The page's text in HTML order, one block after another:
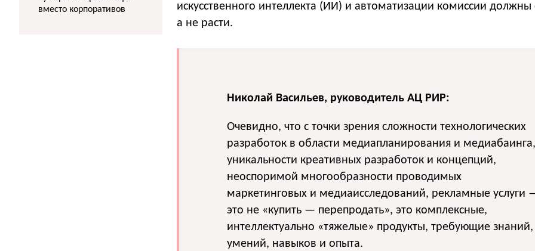
искусственного интеллекта (ИИ) и автоматизации комиссии должны
а не расти.
Николай Васильев, руководитель АЦ РИР:
Очевидно, что с точки зрения сложности технологических
разработок в области медиапланирования и медиабаинга,
уникальности креативных разработок и концепций,
неоспоримой многообразности проводимых
маркетинговых и медиаисследований, рекламные услуги
это не «купить — перепродать», это комплексные,
интеллектуально «тяжелые» продукты, требующие знаний,
умений, навыков и опыта.
вместо корпоративов